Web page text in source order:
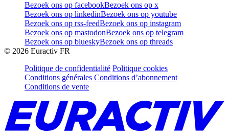
Bezoek ons op facebookBezoek ons op x
Bezoek ons op linkedinBezoek ons op youtube
Bezoek ons op rss-feedBezoek ons op instagram
Bezoek ons op mastodonBezoek ons op telegram
Bezoek ons op blueskyBezoek ons op threads
© 2026 Euractiv FR
Politique de confidentialité Politique cookies
Conditions générales Conditions d’abonnement
Conditions de vente